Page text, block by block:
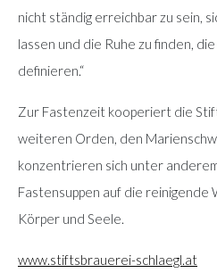
nicht ständig erreichbar zu sein,
lassen und die Ruhe zu finden,
definieren.“
Zur Fastenzeit kooperiert die
weiteren Orden, den
konzentrieren sich unter
Fastensuppen auf die reinigende
Körper und Seele.
www.stiftsbrauerei-schlaegl.at